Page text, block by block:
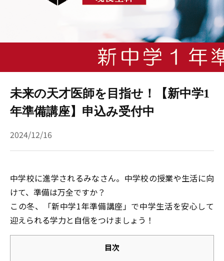
未来の天才医師を目指せ！【新中学1
年準備講座】申込み受付中
2024/12/16
中学校に進学されるみなさん。中学校の授業や生活に向
けて、準備は万全ですか？
この冬、「新中学1年準備講座」で中学生活を安心して
迎えられる学力と自信をつけましょう！
目次